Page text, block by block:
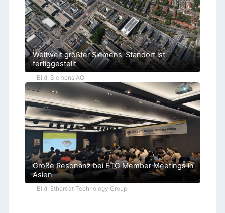
Weltweit größter Siemens-Standort ist
fertiggestellt
Bild: Siemens AG
Große Resonanz bei ETG Member Meetings in
Asien
Bild: Ethercat Technology Group